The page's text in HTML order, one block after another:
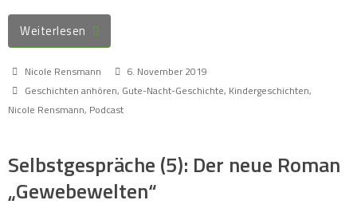
Weiterlesen
Nicole Rensmann
6. November 2019
Geschichten anhören, Gute-Nacht-Geschichte, Kindergeschichten,
Nicole Rensmann, Podcast
Selbstgespräche (5): Der neue Roman
„Gewebewelten“